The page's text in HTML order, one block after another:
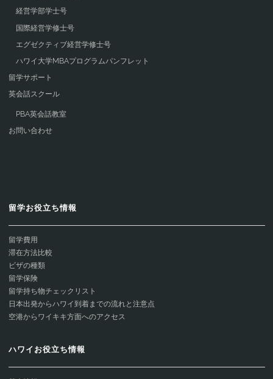
経営学部学士号
国際経営学修士号
エグゼクティブ経営学修士号
ハワイ大学MBAプログラムパンフレット
留学サポート
英会話スクール
PBA英会話教室
お問い合わせ
留学お役立ち情報
留学費用
滞在方法比較
ビザの種類
留学保険
留学持ち物チェックリスト
日本出発からハワイ到着までの流れと注意点
空港からワイキキ方面へのアクセス
ハワイお役立ち情報